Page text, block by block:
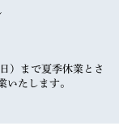
）まで夏季休業とさ
いたします。